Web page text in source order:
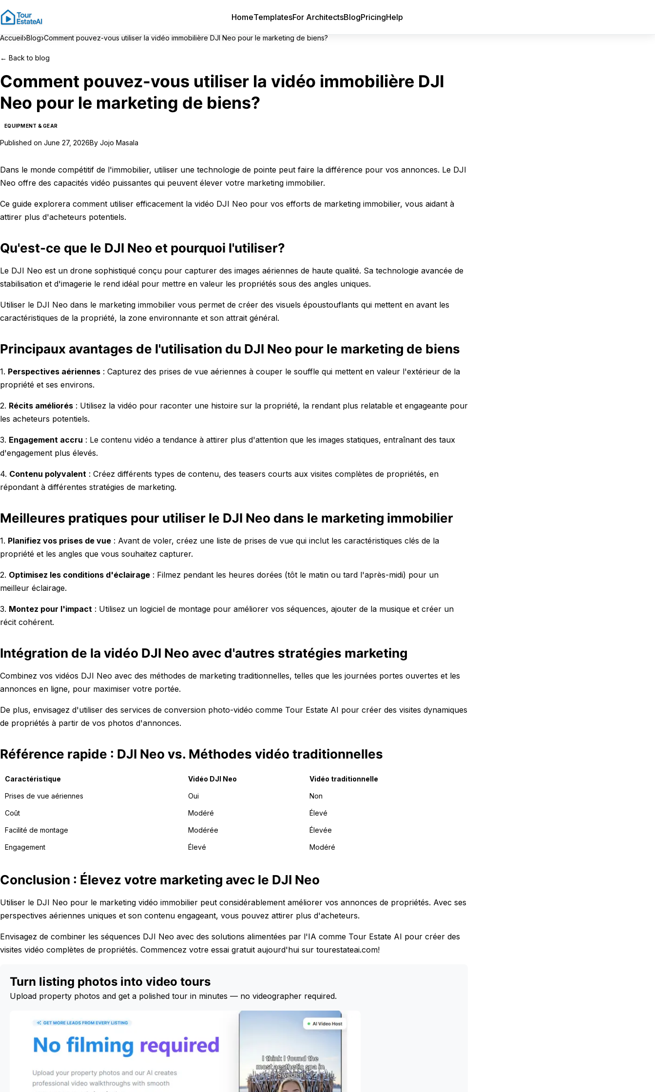
HomeTemplatesFor ArchitectsBlogPricingHelp
Accueil›Blog›Comment pouvez-vous utiliser la vidéo immobilière DJI Neo pour le marketing de biens?
← Back to blog
Comment pouvez-vous utiliser la vidéo immobilière DJI
Neo pour le marketing de biens?
EQUIPMENT & GEAR
Published on June 27, 2026By Jojo Masala
Dans le monde compétitif de l'immobilier, utiliser une technologie de pointe peut faire la différence pour vos annonces. Le DJI
Neo offre des capacités vidéo puissantes qui peuvent élever votre marketing immobilier.
Ce guide explorera comment utiliser efficacement la vidéo DJI Neo pour vos efforts de marketing immobilier, vous aidant à
attirer plus d'acheteurs potentiels.
Qu'est-ce que le DJI Neo et pourquoi l'utiliser?
Le DJI Neo est un drone sophistiqué conçu pour capturer des images aériennes de haute qualité. Sa technologie avancée de
stabilisation et d'imagerie le rend idéal pour mettre en valeur les propriétés sous des angles uniques.
Utiliser le DJI Neo dans le marketing immobilier vous permet de créer des visuels époustouflants qui mettent en avant les
caractéristiques de la propriété, la zone environnante et son attrait général.
Principaux avantages de l'utilisation du DJI Neo pour le marketing de biens
1. Perspectives aériennes : Capturez des prises de vue aériennes à couper le souffle qui mettent en valeur l'extérieur de la
propriété et ses environs.
2. Récits améliorés : Utilisez la vidéo pour raconter une histoire sur la propriété, la rendant plus relatable et engageante pour
les acheteurs potentiels.
3. Engagement accru : Le contenu vidéo a tendance à attirer plus d'attention que les images statiques, entraînant des taux
d'engagement plus élevés.
4. Contenu polyvalent : Créez différents types de contenu, des teasers courts aux visites complètes de propriétés, en
répondant à différentes stratégies de marketing.
Meilleures pratiques pour utiliser le DJI Neo dans le marketing immobilier
1. Planifiez vos prises de vue : Avant de voler, créez une liste de prises de vue qui inclut les caractéristiques clés de la
propriété et les angles que vous souhaitez capturer.
2. Optimisez les conditions d'éclairage : Filmez pendant les heures dorées (tôt le matin ou tard l'après-midi) pour un
meilleur éclairage.
3. Montez pour l'impact : Utilisez un logiciel de montage pour améliorer vos séquences, ajouter de la musique et créer un
récit cohérent.
Intégration de la vidéo DJI Neo avec d'autres stratégies marketing
Combinez vos vidéos DJI Neo avec des méthodes de marketing traditionnelles, telles que les journées portes ouvertes et les
annonces en ligne, pour maximiser votre portée.
De plus, envisagez d'utiliser des services de conversion photo-vidéo comme Tour Estate AI pour créer des visites dynamiques
de propriétés à partir de vos photos d'annonces.
Référence rapide : DJI Neo vs. Méthodes vidéo traditionnelles
Caractéristique Vidéo DJI Neo Vidéo traditionnelle
Prises de vue aériennes Oui Non
Coût Modéré Élevé
Facilité de montage Modérée Élevée
Engagement Élevé Modéré
Conclusion : Élevez votre marketing avec le DJI Neo
Utiliser le DJI Neo pour le marketing vidéo immobilier peut considérablement améliorer vos annonces de propriétés. Avec ses
perspectives aériennes uniques et son contenu engageant, vous pouvez attirer plus d'acheteurs.
Envisagez de combiner les séquences DJI Neo avec des solutions alimentées par l'IA comme Tour Estate AI pour créer des
visites vidéo complètes de propriétés. Commencez votre essai gratuit aujourd'hui sur tourestateai.com!
Turn listing photos into video tours
Upload property photos and get a polished tour in minutes — no videographer required.